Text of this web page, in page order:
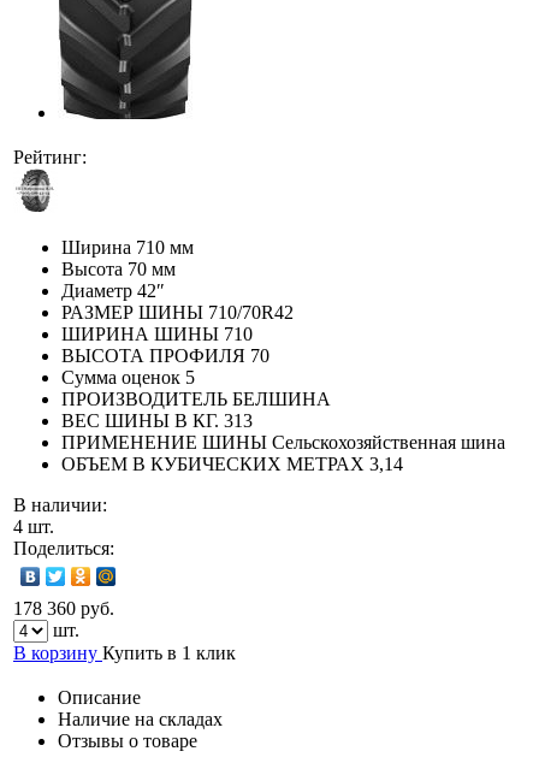
Рейтинг:
Ширина 710 мм
Высота 70 мм
Диаметр 42″
РАЗМЕР ШИНЫ 710/70R42
ШИРИНА ШИНЫ 710
ВЫСОТА ПРОФИЛЯ 70
Сумма оценок 5
ПРОИЗВОДИТЕЛЬ БЕЛШИНА
ВЕС ШИНЫ В КГ. 313
ПРИМЕНЕНИЕ ШИНЫ Сельскохозяйственная шина
ОБЪЕМ В КУБИЧЕСКИХ МЕТРАХ 3,14
В наличии:
4 шт.
Поделиться:
178 360 руб.
шт.
В корзину Купить в 1 клик
Описание
Наличие на складах
Отзывы о товаре